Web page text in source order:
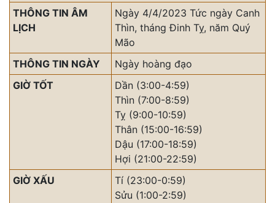
THÔNG TIN ÂM
LỊCH
Ngày 4/4/2023 Tức ngày Canh
Thìn, tháng Đinh Tỵ, năm Quý
Mão
THÔNG TIN NGÀY
Ngày hoàng đạo
GIỜ TỐT
Dần (3:00-4:59)
Thìn (7:00-8:59)
Tỵ (9:00-10:59)
Thân (15:00-16:59)
Dậu (17:00-18:59)
Hợi (21:00-22:59)
GIỜ XẤU
Tí (23:00-0:59)
Sửu (1:00-2:59)